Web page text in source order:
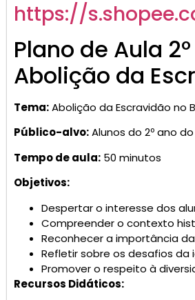
https://
Plano de Aula
Abolição da
Tema:Abolição da Escravidão no
Público-alvo:Alunos do 2º ano
Tempo de aula: 50 minutos
Objetivos:
Despertar o interesse dos
Compreender o contexto
Reconhecer a importância
Refletir sobre os desafios da
Promover o respeito à
Recursos Didáticos: